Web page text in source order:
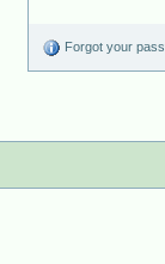
Forgot your